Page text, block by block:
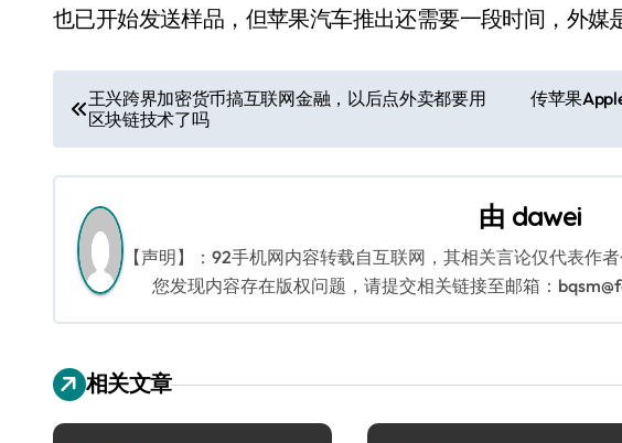
也已开始发送样品，但苹果汽车推出还需要一段时间，外媒
文
章
导
航
王兴跨界加密货币搞互联网金融，以后点外卖都要用
区块链技术了吗
传苹果
由 dawei
【声明】：92手机网内容转载自互联网，其相关言论仅代表作
您发现内容存在版权问题，请提交相关链接至邮箱：
相关文章